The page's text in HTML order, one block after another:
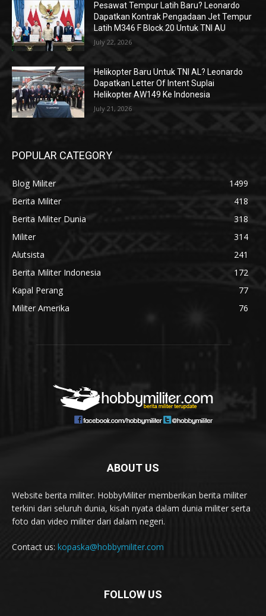
Pesawat Tempur Latih Baru? Leonardo
Dapatkan Kontrak Pengadaan Jet Tempur
Latih M346 F Block 20 Untuk TNI AU
July 22, 2026
Helikopter Baru Untuk TNI AL? Leonardo
Dapatkan Letter Of Intent Suplai
Helikopter AW149 Ke Indonesia
July 21, 2026
POPULAR CATEGORY
Blog Militer
1499
Berita Militer
418
Berita Militer Dunia
318
Militer
314
Alutsista
241
Berita Militer Indonesia
172
Kapal Perang
77
Militer Amerika
76
ABOUT US
Website berita militer. HobbyMiliter memberikan berita militer
terkini dari seluruh dunia, kisah nyata dalam dunia militer serta
foto dan video militer dari dalam negeri.
Contact us: kopaska@hobbymiliter.com
FOLLOW US